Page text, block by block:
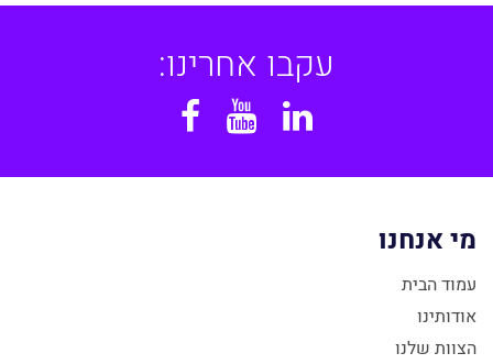
עקבו אחרינו:
Linkedin
YouTube
מי אנחנו
עמוד הבית
אודותינו
הצוות שלנו